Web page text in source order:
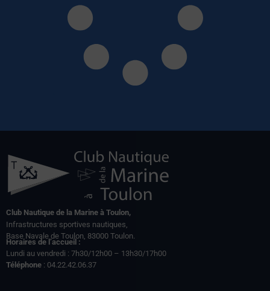
Club Nautique de la Marine à Toulon,
Infrastructures sportives nautiques,
Base Navale de Toulon, 83000 Toulon.
Horaires de l’accueil :
Lundi au vendredi : 7h30/12h00 – 13h30/17h00
Téléphone : 04.22.42.06.37